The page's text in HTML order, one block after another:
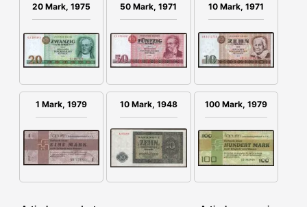
20 Mark, 1975 50 Mark, 1971 10 Mark, 1971
1 Mark, 1979 10 Mark, 1948 100 Mark, 1979